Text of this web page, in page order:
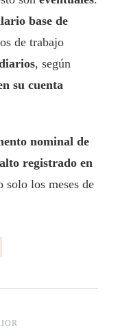
base de
de trabajo
, según
su cuenta
nominal de
registrado en
solo los meses de